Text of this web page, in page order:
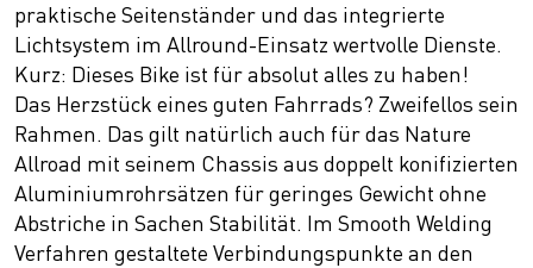
praktische Seitenständer und das integrierte
Lichtsystem im Allround-Einsatz wertvolle Dienste.
Kurz: Dieses Bike ist für absolut alles zu haben!
Das Herzstück eines guten Fahrrads? Zweifellos sein
Rahmen. Das gilt natürlich auch für das Nature
Allroad mit seinem Chassis aus doppelt konifizierten
Aluminiumrohrsätzen für geringes Gewicht ohne
Abstriche in Sachen Stabilität. Im Smooth Welding
Verfahren gestaltete Verbindungspunkte an den